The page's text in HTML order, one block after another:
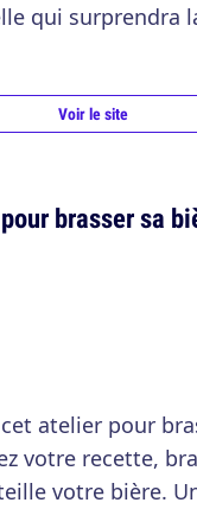
qui surprendra
Voir le site
brasser sa
cet atelier pour
votre recette,
votre bière.